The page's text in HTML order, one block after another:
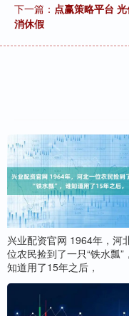
下一篇： 点赢策略平台
消休假
兴业配资官网 1964年，河
位农民捡到了一只“铁水瓢”
知道用了15年之后，